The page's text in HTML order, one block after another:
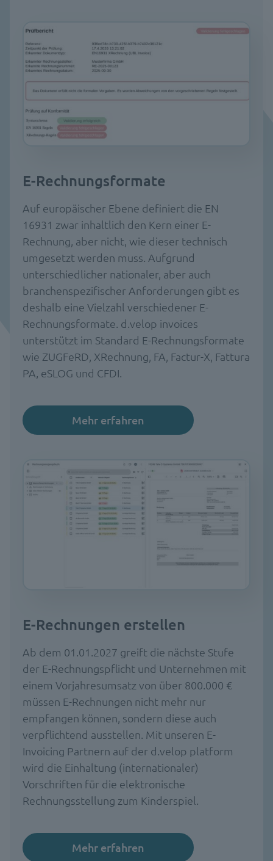
E-Rechnungsformate
Auf europäischer Ebene definiert die EN
16931 zwar inhaltlich den Kern einer E-
Rechnung, aber nicht, wie dieser technisch
umgesetzt werden muss. Aufgrund
unterschiedlicher nationaler, aber auch
branchenspezifischer Anforderungen gibt es
deshalb eine Vielzahl verschiedener E-
Rechnungsformate. d.velop invoices
unterstützt im Standard E-Rechnungsformate
wie ZUGFeRD, XRechnung, FA, Factur-X, Fattura
PA, eSLOG und CFDI.
Mehr erfahren
E-Rechnungen erstellen
Ab dem 01.01.2027 greift die nächste Stufe
der E-Rechnungspflicht und Unternehmen mit
einem Vorjahresumsatz von über 800.000 €
müssen E-Rechnungen nicht mehr nur
empfangen können, sondern diese auch
verpflichtend ausstellen. Mit unseren E-
Invoicing Partnern auf der d.velop platform
wird die Einhaltung (internationaler)
Vorschriften für die elektronische
Rechnungsstellung zum Kinderspiel.
Mehr erfahren